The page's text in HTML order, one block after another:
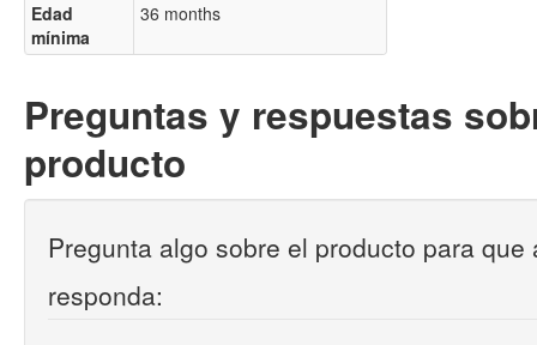
Edad
mínima
36 months
Preguntas y respuestas
producto
Pregunta algo sobre el producto para que
responda: